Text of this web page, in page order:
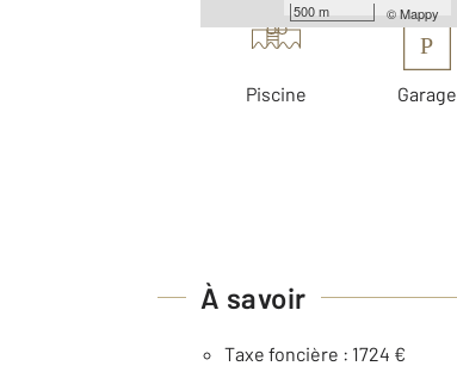
500 m ©Mappy
Piscine
P
Garage
À savoir
Taxe foncière : 1724 €